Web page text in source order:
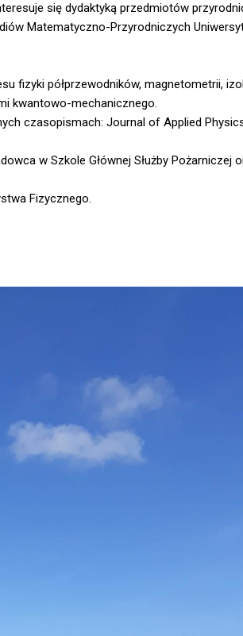
się dydaktyką przedmiotów
Matematyczno-Przyrodniczych
fizyki półprzewodników, magnetometrii,
kwantowo-mechanicznego.
czasopismach: Journal of Applied
w Szkole Głównej Służby Pożarniczej
Fizycznego.